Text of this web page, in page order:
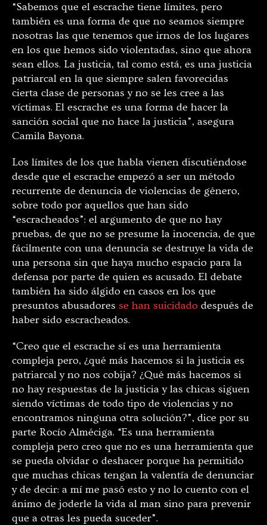
“Sabemos que el escrache tiene límites, pero
también es una forma de que no seamos siempre
nosotras las que tenemos que irnos de los lugares
en los que hemos sido violentadas, sino que ahora
sean ellos. La justicia, tal como está, es una justicia
patriarcal en la que siempre salen favorecidas
cierta clase de personas y no se les cree a las
víctimas. El escrache es una forma de hacer la
sanción social que no hace la justicia”, asegura
Camila Bayona.
Los límites de los que habla vienen discutiéndose
desde que el escrache empezó a ser un método
recurrente de denuncia de violencias de género,
sobre todo por aquellos que han sido
“escracheados”: el argumento de que no hay
pruebas, de que no se presume la inocencia, de que
fácilmente con una denuncia se destruye la vida de
una persona sin que haya mucho espacio para la
defensa por parte de quien es acusado. El debate
también ha sido álgido en casos en los que
presuntos abusadores se han suicidado después de
haber sido escracheados.
“Creo que el escrache sí es una herramienta
compleja pero, ¿qué más hacemos si la justicia es
patriarcal y no nos cobija? ¿Qué más hacemos si
no hay respuestas de la justicia y las chicas siguen
siendo víctimas de todo tipo de violencias y no
encontramos ninguna otra solución?”, dice por su
parte Rocío Alméciga. “Es una herramienta
compleja pero creo que no es una herramienta que
se pueda olvidar o deshacer porque ha permitido
que muchas chicas tengan la valentía de denunciar
y de decir: a mí me pasó esto y no lo cuento con el
ánimo de joderle la vida al man sino para prevenir
que a otras les pueda suceder”.